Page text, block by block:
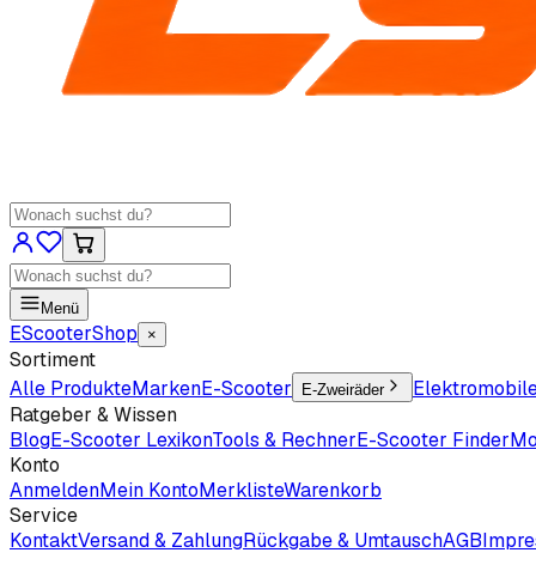
Menü
EScooterShop ×
Sortiment
Alle ProdukteMarkenE-Scooter E-Zweiräder
Ratgeber & Wissen
BlogE-Scooter LexikonTools & RechnerE-Scooter Finder
Konto
AnmeldenMein KontoMerklisteWarenkorb
Service
KontaktVersand & ZahlungRückgabe & UmtauschAGB